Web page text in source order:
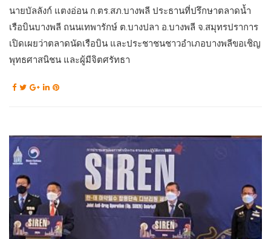
นายบัลลังก์ แตงอ่อน ก.ตร.สภ.บางพลี ประธานที่ปรึกษาตลาดน้ำ
เรือบินบางพลี ถนนเทพารักษ์ ต.บางปลา อ.บางพลี จ.สมุทรปราการ
เปิดเผยว่าตลาดนัดเรือบิน และประชาชนชาวอำเภอบางพลีขอเชิญ
พุทธศาสนิชน และผู้มีจิตศรัทธา